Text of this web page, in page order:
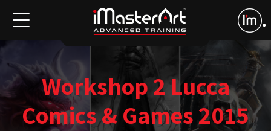
Workshop 2 Lucca
Comics & Games 2015